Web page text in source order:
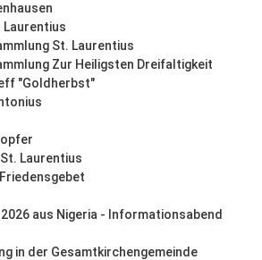
St. Laurentius
Zur Heiligsten Dreifaltigkeit
"Goldherbst"
Laurentius
aus Nigeria - Informationsabend
in der Gesamtkirchengemeinde